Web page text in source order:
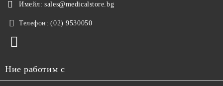
Имейл: sales@medicalstore.bg
Телефон: (02) 9530050
Ние работим с